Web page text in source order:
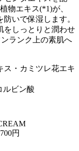
物エキス(*1)が、
いで保湿します。
をしっとりと潤わせ
ランク上の素肌へ
ス・カミツレ花エキ
ルビン酸
円